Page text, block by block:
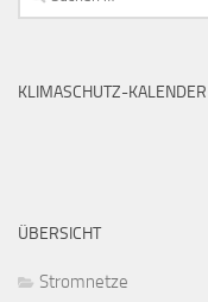
nach:
KLIMASCHUTZ-KALENDER
ÜBERSICHT
Stromnetze